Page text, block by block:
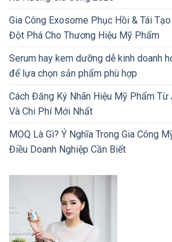
Gia Công Exosome Phục Hồi & Tái
Đột Phá Cho Thương Hiệu Mỹ Phẩm
Serum hay kem dưỡng dễ kinh doanh
để lựa chọn sản phẩm phù hợp
Cách Đăng Ký Nhãn Hiệu Mỹ Phẩm Từ
Và Chi Phí Mới Nhất
MOQ Là Gì? Ý Nghĩa Trong Gia Công
Điều Doanh Nghiệp Cần Biết